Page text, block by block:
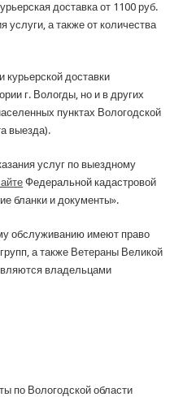
доставка от 1100 руб.
услуги, а также от количества
курьерской доставки
г. Вологды, но и в других
пунктах Вологодской
выезда).
услуг по выездному
Федеральной кадастровой
бланки и документы».
обслуживанию имеют право
а также Ветераны Великой
владельцами
по Вологодской области